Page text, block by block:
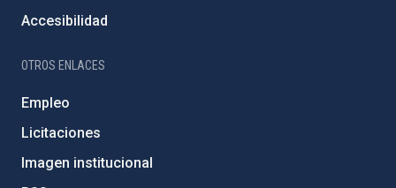
Accesibilidad
OTROS ENLACES
Empleo
Licitaciones
Imagen institucional